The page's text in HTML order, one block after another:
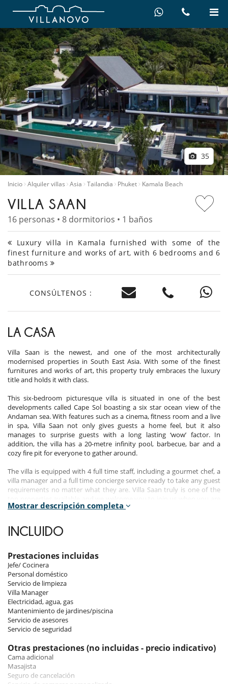
35
Inicio Alquiler villas Asia Tailandia Phuket Kamala Beach
VILLA SAAN
16 personas • 8 dormitorios • 1 baños
Luxury villa in Kamala furnished with some of the
finest furniture and works of art, with 6 bedrooms and 6
bathrooms
CONSÚLTENOS :
LA CASA
Villa Saan is the newest, and one of the most architecturally
modernised properties in South East Asia. With some of the finest
furnitures and works of art, this property truly embraces the luxury
title and holds it with class.
This six-bedroom picturesque villa is situated in one of the best
developments called Cape Sol boasting a six star ocean view of the
Andaman sea. With features such as a cinema, fitness room and a live
in spa, Villa Saan not only gives guests a home feel, but it also
manages to surprise guests with a long lasting ‘wow’ factor. In
addition, the villa has a 20-metre infinity pool, barbecue, bar and a
cozy fire pit for everyone to gather around.
The villa is equipped with 4 full time staff, including a gourmet chef, a
villa manager and a full time concierge service ready to take any guest
requirements no matter what they are. Villa Saan truly is one of the
planning your next holiday or destination event.
Layout
Entrance hall
Living room
Master bedroom
Bedrooms 2 & 3
Bedrooms 4, 5 & 6
Pool deck
Gym
Cinema
Spa
Outdoor living
Electrodoméstico
Cafetera
Cocina totalmente equipada
Mostrar descripción completa
INCLUIDO
Prestaciones incluidas
Jefe/ Cocinera
Personal doméstico
Servicio de limpieza
Villa Manager
Electricidad, agua, gas
Mantenimiento de jardines/piscina
Servicio de asesores
Servicio de seguridad
Otras prestaciones (no incluidas - precio indicativo)
Cama adicional
Masajista
Seguro de cancelación